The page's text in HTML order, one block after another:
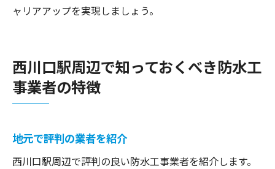
ャリアアップを実現しましょう。
西川口駅周辺で知っておくべき防水工
事業者の特徴
地元で評判の業者を紹介
西川口駅周辺で評判の良い防水工事業者を紹介します。